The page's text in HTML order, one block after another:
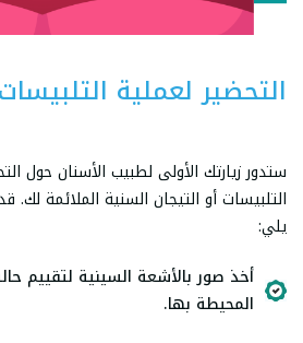
التحضير لعملية
ستدور زيارتك الأولى لطبيب الأسنان حول
التلبيسات أو التيجان السنية الملائمة
يلي:
أخذ صور بالأشعة السينية لتقييم
المحيطة بها.